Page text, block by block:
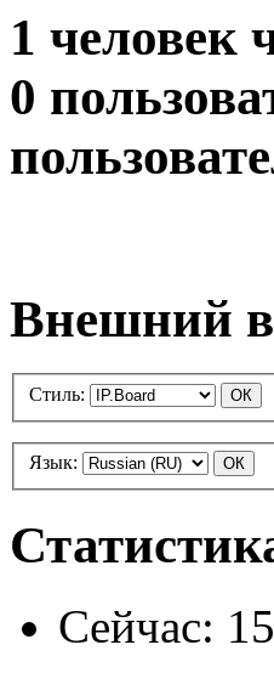
1 человек
0
Внешний
Стиль:
Язык:
Сейчас: